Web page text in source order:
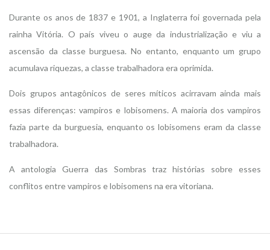
Durante os anos de 1837 e 1901, a Inglaterra foi governada pela
rainha Vitória. O país viveu o auge da industrialização e viu a
ascensão da classe burguesa. No entanto, enquanto um grupo
acumulava riquezas, a classe trabalhadora era oprimida.
Dois grupos antagônicos de seres míticos acirravam ainda mais
essas diferenças: vampiros e lobisomens. A maioria dos vampiros
fazia parte da burguesia, enquanto os lobisomens eram da classe
trabalhadora.
A antologia Guerra das Sombras traz histórias sobre esses
conflitos entre vampiros e lobisomens na era vitoriana.